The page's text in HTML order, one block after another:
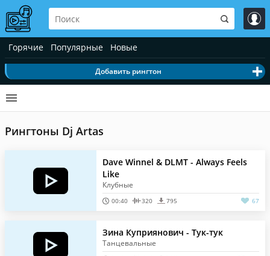
Горячие Популярные Новые
Добавить рингтон
Рингтоны Dj Artas
Dave Winnel & DLMT - Always Feels
Like
Клубные
00:40 320 795 67
Зина Куприянович - Тук-тук
Танцевальные